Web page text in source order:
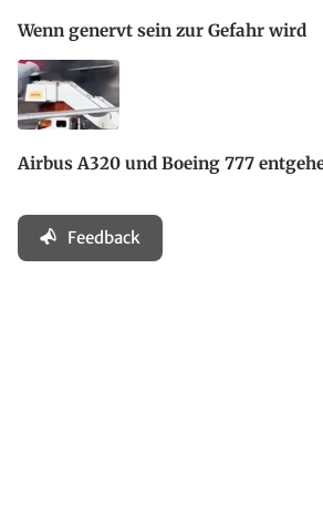
Wenn genervt sein zur Gefahr wird
Airbus A320 und Boeing 777
Feedback